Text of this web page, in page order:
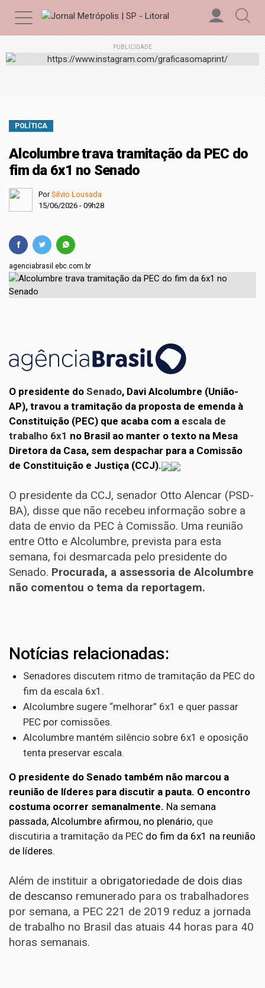
PUBLICIDADE
POLÍTICA
Alcolumbre trava tramitação da PEC do
fim da 6x1 no Senado
PorSilvio Lousada
15/06/2026 - 09h28
agenciabrasil.ebc.com.br
O presidente do Senado, Davi Alcolumbre (União-
AP), travou a tramitação da proposta de emenda à
Constituição (PEC) que acaba com a escala de
trabalho 6x1 no Brasil ao manter o texto na Mesa
Diretora da Casa, sem despachar para a Comissão
de Constituição e Justiça (CCJ).
O presidente da CCJ, senador Otto Alencar (PSD-
BA), disse que não recebeu informação sobre a
data de envio da PEC à Comissão. Uma reunião
entre Otto e Alcolumbre, prevista para esta
semana, foi desmarcada pelo presidente do
Senado. Procurada, a assessoria de Alcolumbre
não comentou o tema da reportagem.
Notícias relacionadas:
Senadores discutem ritmo de tramitação da PEC do
fim da escala 6x1.
Alcolumbre sugere “melhorar” 6x1 e quer passar
PEC por comissões.
Alcolumbre mantém silêncio sobre 6x1 e oposição
tenta preservar escala.
O presidente do Senado também não marcou a
reunião de líderes para discutir a pauta. O encontro
costuma ocorrer semanalmente. Na semana
passada, Alcolumbre afirmou, no plenário, que
discutiria a tramitação da PEC do fim da 6x1 na reunião
de líderes.
Além de instituir a obrigatoriedade de dois dias
de descanso remunerado para os trabalhadores
por semana, a PEC 221 de 2019 reduz a jornada
de trabalho no Brasil das atuais 44 horas para 40
horas semanais.